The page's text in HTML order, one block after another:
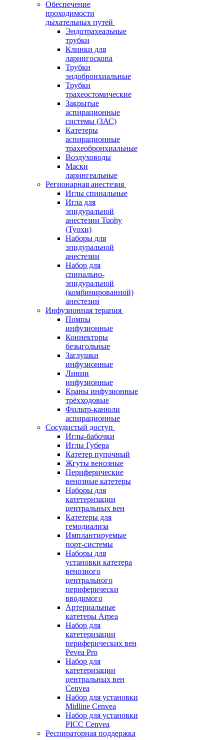
Обеспечение
проходимости
дыхательных путей
Эндотрахеальные
трубки
Клинки для
ларингоскопа
Трубки
эндобронхиальные
Трубки
трахеостомические
Закрытые
аспирационные
системы (ЗАС)
Катетеры
аспирационные
трахеобронхиальные
Воздуховоды
Маски
ларингеальные
Регионарная анестезия
Иглы спинальные
Игла для
эпидуральной
анестезии Tuohy
(Туохи)
Наборы для
эпидуральной
анестезии
Набор для
спинально-
эпидуральной
(комбинированной)
анестезии
Инфузионная терапия
Помпы
инфузионные
Коннекторы
безыгольные
Заглушки
инфузионные
Линии
инфузионные
Краны инфузионные
трёхходовые
Фильтр-канюли
аспирационные
Сосудистый доступ
Иглы-бабочки
Иглы Губера
Катетер пупочный
Жгуты венозные
Периферические
венозные катетеры
Наборы для
катетеризации
центральных вен
Катетеры для
гемодиализа
Имплантируемые
порт‑системы
Наборы для
установки катетера
венозного
центрального
периферически
вводимого
Артериальные
катетеры Arpea
Набор для
катетеризации
периферических вен
Pevea Pro
Набор для
катетеризации
центральных вен
Cenvea
Набор для установки
Midline Cenvea
Набор для установки
PICC Cenvea
Респираторная поддержка